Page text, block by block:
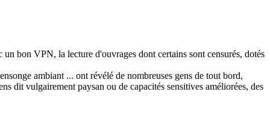
bon VPN, la lecture d'ouvrages dont certains sont censurés, dotés
ambiant ... ont révélé de nombreuses gens de tout bord,
dit vulgairement paysan ou de capacités sensitives améliorées, des